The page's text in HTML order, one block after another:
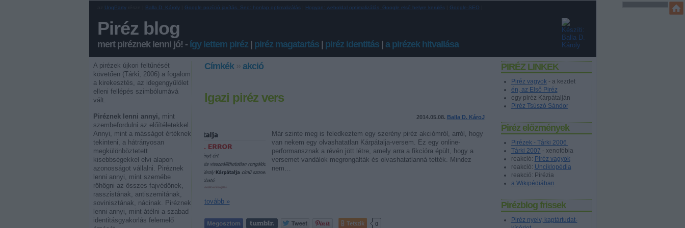
UngPartyrésze | Balla D. Károly| Google pozíció javítás. Seo: honlap optimalizálás| Hogyan: weboldal optimalizálás, Google első helyre kerülés| Google-SEO
Piréz blog
mert piréznek lenni jó! - így lettem piréz| piréz magatartás| piréz identitás| a pirézek hitvallása
A pirézek újkori feltűnését
követően (Tárki, 2006) a fogalom
a kirekesztés, az idegengyűlölet
elleni fellépés szimbólumává
vált.
Piréznek lenni annyi, mint
szembefordulni az előítéletekkel.
Annyi, mint a másságot értéknek
tekinteni, a hátrányosan
megkülönböztetett
kisebbségekkel elvi alapon
azonosságot vállalni. Piréznek
lenni annyi, mint szemébe
röhögni az összes fajvédőnek,
rasszistának, antiszemitának,
sovinisztának, nácinak. Piréznek
lenni annyi, mint átélni a szabad
identitásgyakorlás felemelő
PIRÉZ LINKEK
Piréz vagyok- a kezdet
én, az Első Piréz
egy piréz Kárpátalján
Piréz Tsúszó Sándor
Piréz előzmények
Pirézek - Tárki 2006
Tárki 2007 - xenofóbia
reakció: Piréz vagyok
reakció: Unciklopédia
reakció: Pirézia
a Wikipédiában
Pirézblog frissek
Piréz nyelv, kaptártudat-
Címkék» akció
Igazi piréz vers
2014.05.08. Balla D. KároJ
Már szinte meg is feledkeztem egy szerény piréz akciómról, arról, hogy
van nekem egy olvashatatlan Kárpátalja-versem. Ez egy online-
performansznak a révén jött létre, amely arra a fikcióra épült, hogy a
versemet vandálok megrongálták és olvashatatlanná tették. Mindez
nem…
tovább »
Tetszik 0